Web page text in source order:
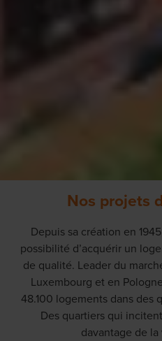
Nos projets
Depuis sa création en
possibilité d’acquérir un
de qualité. Leader du
Luxembourg et en
48.100 logements dans des
Des quartiers qui
davantage de